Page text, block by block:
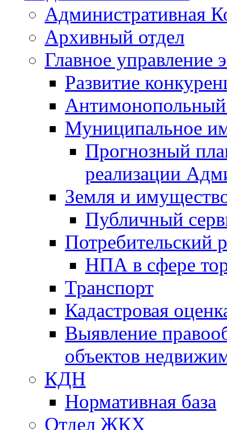
Административная
Архивный отдел
Главное управление
Развитие
Антимонопольный
Муниципальное
Прогнозный
реализации
Земля и
Публичный
Потребительский
НПА в сфере
Транспорт
Кадастровая
Выявление
объектов
КДН
Нормативная база
Отдел ЖКХ